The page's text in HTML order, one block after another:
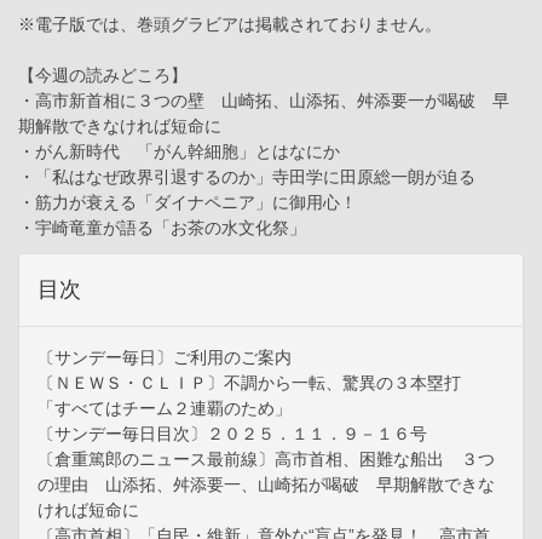
※電子版では、巻頭グラビアは掲載されておりません。
【今週の読みどころ】
・高市新首相に３つの壁 山崎拓、山添拓、舛添要一が喝破 早
期解散できなければ短命に
・がん新時代 「がん幹細胞」とはなにか
・「私はなぜ政界引退するのか」寺田学に田原総一朗が迫る
・筋力が衰える「ダイナペニア」に御用心！
・宇崎竜童が語る「お茶の水文化祭」
目次
〔サンデー毎日〕ご利用のご案内
〔ＮＥＷＳ・ＣＬＩＰ〕不調から一転、驚異の３本塁打
「すべてはチーム２連覇のため」
〔サンデー毎日目次〕２０２５．１１．９－１６号
〔倉重篤郎のニュース最前線〕高市首相、困難な船出 ３つ
の理由 山添拓、舛添要一、山崎拓が喝破 早期解散できな
ければ短命に